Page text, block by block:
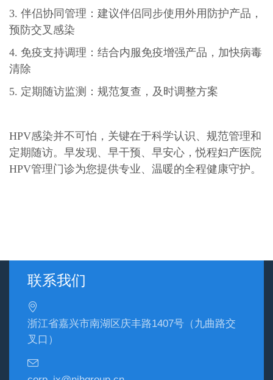
3. 伴侣协同管理：建议伴侣同步使用外用防护产品，
预防交叉感染
4. 免疫支持调理：结合内服免疫增强产品，加快病毒
清除
5. 定期随访监测：规范复查，及时调整方案
HPV感染并不可怕，关键在于科学认识、规范管理和
定期随访。早发现、早干预、早安心，悦程妇产医院
HPV管理门诊为您提供专业、温暖的全程健康守护。
联系我们
浙江省嘉兴市南湖区庆丰路1407号（九曲路交
叉口）